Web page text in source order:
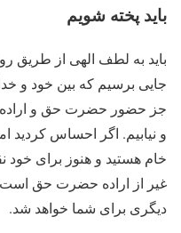
باید پخته شویم
باید به لطف الهی از طریق
جایی برسیم که بین خود و
جز حضور حضرت حق و اراده‌
و نیابیم. اگر احساس کردید
خام هستید و هنوز برای خود
غیر از اراده‌ حضرت حق
دیگری برای شما خواهد شد.